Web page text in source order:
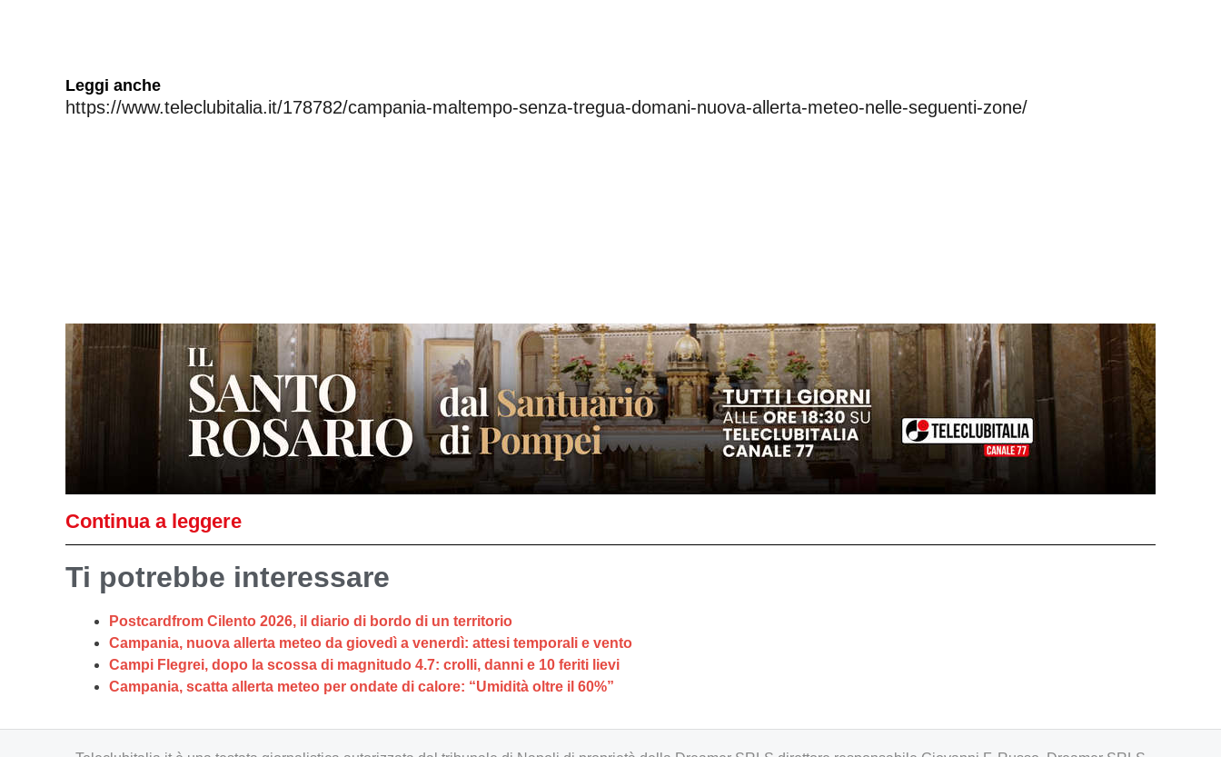
Leggi anche
https://www.teleclubitalia.it/178782/campania-maltempo-senza-tregua-domani-nuova-allerta-meteo-nelle-seguenti-zone/
Continua a leggere
Ti potrebbe interessare
Postcardfrom Cilento 2026, il diario di bordo di un territorio
Campania, nuova allerta meteo da giovedì a venerdì: attesi temporali e vento
Campi Flegrei, dopo la scossa di magnitudo 4.7: crolli, danni e 10 feriti lievi
Campania, scatta allerta meteo per ondate di calore: “Umidità oltre il 60%”